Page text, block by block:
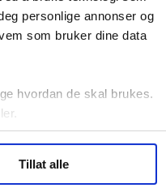
personlige annonser og
som bruker dine data
hvordan de skal brukes.
statistikk.
Tillat alle